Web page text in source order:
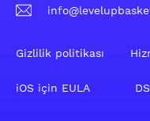
Gizlilik politikası
iOS için EULA